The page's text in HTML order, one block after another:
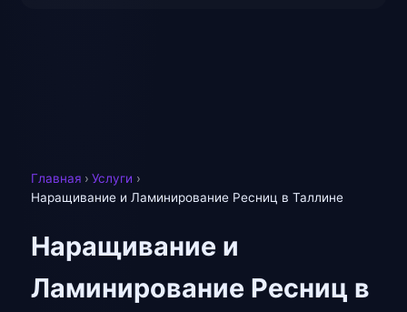
Главная › Услуги ›
Наращивание и Ламинирование Ресниц в Таллине
Наращивание и
Ламинирование Ресниц в